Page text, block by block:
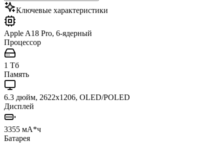
Ключевые характеристики
Apple A18 Pro, 6-ядерный
Процессор
1 Тб
Память
6.3 дюйм, 2622x1206, OLED/POLED
Дисплей
3355 мА*ч
Батарея